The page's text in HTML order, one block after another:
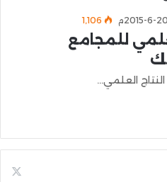
1٬106
للمجامع
العلمي…